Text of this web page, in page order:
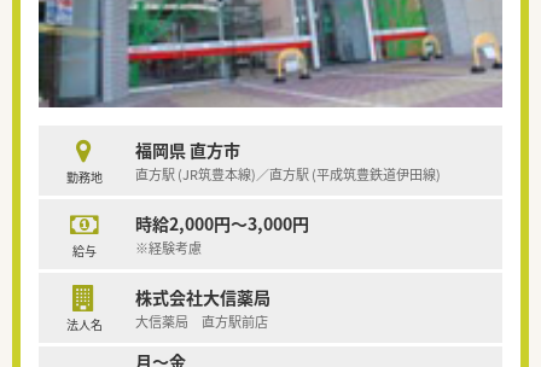
勤務地
福岡県 直方市
直方駅 (JR筑豊本線)／直方駅 (平成筑豊鉄道伊田線)
給与
時給2,000円～3,000円
※経験考慮
法人名
株式会社大信薬局
大信薬局 直方駅前店
月～金